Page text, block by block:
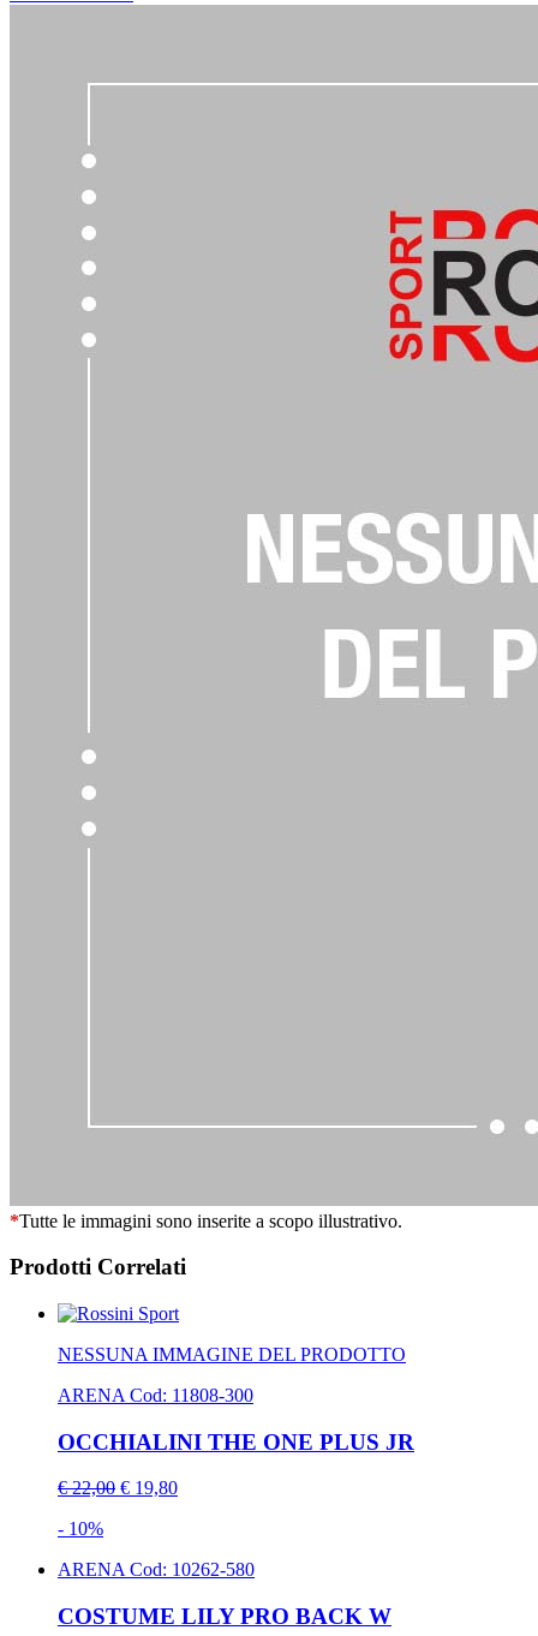
*Tutte le immagini sono inserite a scopo illustrativo.
Prodotti Correlati
NESSUNA IMMAGINE DEL PRODOTTO
ARENA Cod: 11808-300
OCCHIALINI THE ONE PLUS JR
€ 22,00 € 19,80
- 10%
ARENACod: 10262-580
COSTUME LILY PRO BACK W